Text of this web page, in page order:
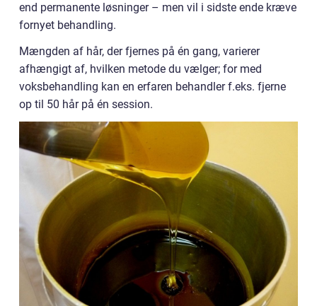
end permanente løsninger – men vil i sidste ende kræve
fornyet behandling.
Mængden af hår, der fjernes på én gang, varierer
afhængigt af, hvilken metode du vælger; for med
voksbehandling kan en erfaren behandler f.eks. fjerne
op til 50 hår på én session.